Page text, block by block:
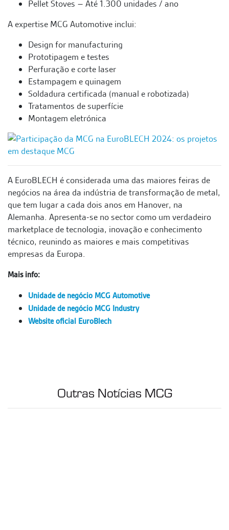
Pellet Stoves – Até 1.300 unidades / ano
A expertise MCG Automotive inclui:
Design for manufacturing
Prototipagem e testes
Perfuração e corte laser
Estampagem e quinagem
Soldadura certificada (manual e robotizada)
Tratamentos de superfície
Montagem eletrónica
A EuroBLECH é considerada uma das maiores feiras de
negócios na área da indústria de transformação de metal,
que tem lugar a cada dois anos em Hanover, na
Alemanha. Apresenta-se no sector como um verdadeiro
marketplace de tecnologia, inovação e conhecimento
técnico, reunindo as maiores e mais competitivas
empresas da Europa.
Mais info:
Unidade de negócio MCG Automotive
Unidade de negócio MCG Industry
Website oficial EuroBlech
Outras Notícias MCG